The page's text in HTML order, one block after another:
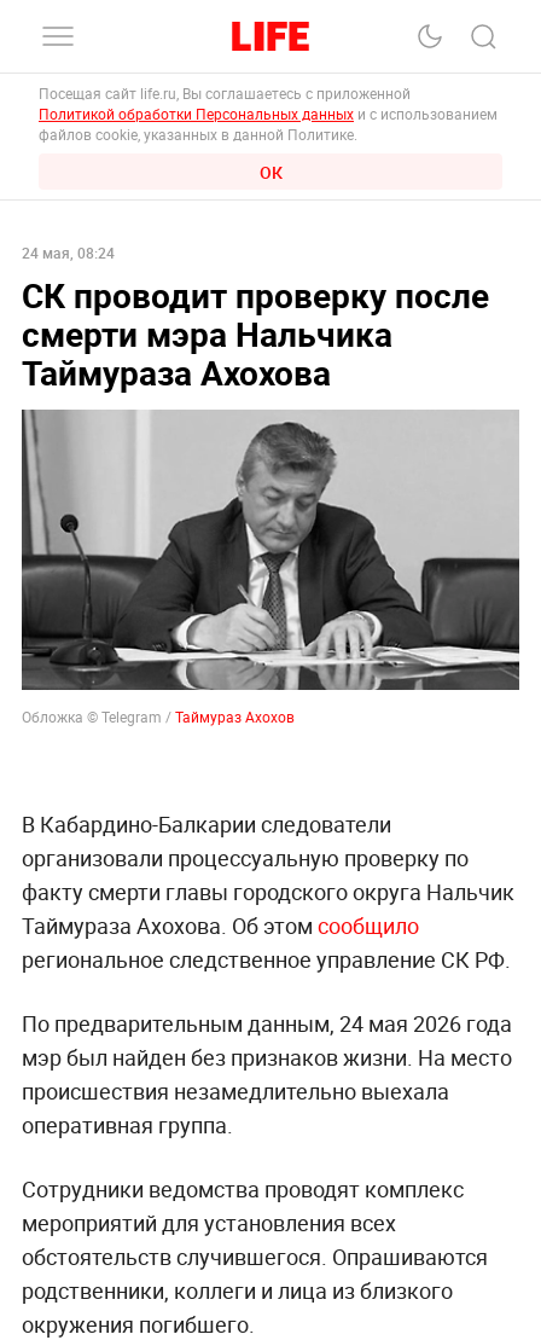
Посещая сайт life.ru, Вы соглашаетесь с приложенной
Политикой обработки Персональных данных и с использованием
файлов cookie, указанных в данной Политике.
ОК
24 мая, 08:24
СК проводит проверку после
смерти мэра Нальчика
Таймураза Ахохова
Обложка © Telegram /Таймураз Ахохов
В Кабардино-Балкарии следователи
организовали процессуальную проверку по
факту смерти главы городского округа Нальчик
Таймураза Ахохова. Об этом сообщило
региональное следственное управление СК РФ.
По предварительным данным, 24 мая 2026 года
мэр был найден без признаков жизни. На место
происшествия незамедлительно выехала
оперативная группа.
Сотрудники ведомства проводят комплекс
мероприятий для установления всех
обстоятельств случившегося. Опрашиваются
родственники, коллеги и лица из близкого
окружения погибшего.